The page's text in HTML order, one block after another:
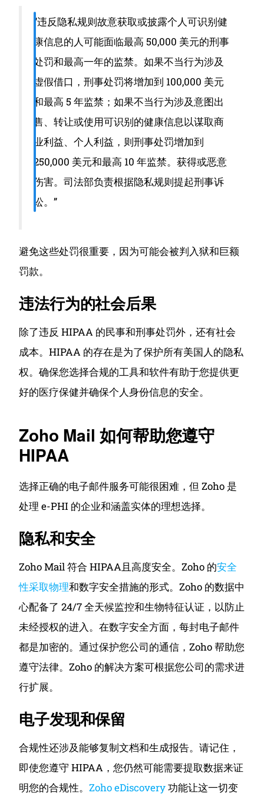
“违反隐私规则故意获取或披露个人可识别健
康信息的人可能面临最高 50,000 美元的刑事
处罚和最高一年的监禁。如果不当行为涉及
虚假借口，刑事处罚将增加到 100,000 美元
和最高 5 年监禁；如果不当行为涉及意图出
售、转让或使用可识别的健康信息以谋取商
业利益、个人利益，则刑事处罚增加到
250,000 美元和最高 10 年监禁。获得或恶意
伤害。司法部负责根据隐私规则提起刑事诉
讼。”
避免这些处罚很重要，因为可能会被判入狱和巨额
罚款。
违法行为的社会后果
除了违反 HIPAA 的民事和刑事处罚外，还有社会
成本。HIPAA 的存在是为了保护所有美国人的隐私
权。确保您选择合规的工具和软件有助于您提供更
好的医疗保健并确保个人身份信息的安全。
Zoho Mail 如何帮助您遵守
HIPAA
选择正确的电子邮件服务可能很困难，但 Zoho 是
处理 e-PHI 的企业和涵盖实体的理想选择。
隐私和安全
Zoho Mail 符合 HIPAA且高度安全。Zoho 的安全
性采取物理和数字安全措施的形式。Zoho 的数据中
心配备了 24/7 全天候监控和生物特征认证，以防止
未经授权的进入。在数字安全方面，每封电子邮件
都是加密的。通过保护您公司的通信，Zoho 帮助您
遵守法律。Zoho 的解决方案可根据您公司的需求进
行扩展。
电子发现和保留
合规性还涉及能够复制文档和生成报告。请记住，
即使您遵守 HIPAA，您仍然可能需要提取数据来证
明您的合规性。Zoho eDiscovery功能让这一切变